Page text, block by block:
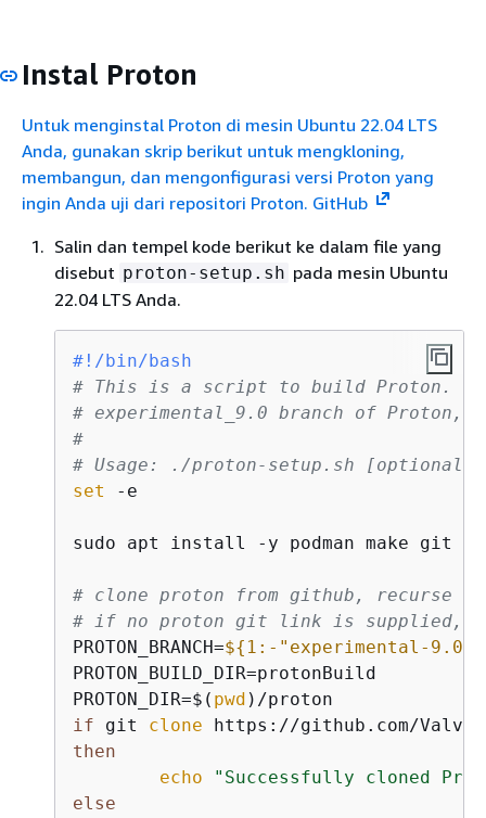
Instal Proton
Untuk menginstal Proton di mesin Ubuntu 22.04 LTS
Anda, gunakan skrip berikut untuk mengkloning,
membangun, dan mengonfigurasi versi Proton yang
ingin Anda uji dari repositori Proton. GitHub
Salin dan tempel kode berikut ke dalam file yang
disebut proton-setup.sh pada mesin Ubuntu
22.04 LTS Anda.
#!/bin/bash
# This is a script to build Proton.
# experimental_9.0 branch of Proton,
#
# Usage: ./proton-setup.sh [optional
set
-e
sudo apt install -y podman make git
# clone proton from github, recurse
# if no proton git link is supplied,
PROTON_BRANCH=${ 1:-"experimental-9.0-
PROTON_BUILD_DIR=protonBuild
PROTON_DIR=$( pwd
if git clone https://github.com/
then
echo
"Successfully cloned
else